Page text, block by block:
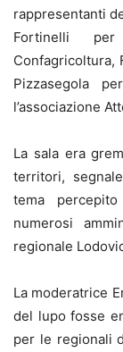
rappresentanti
Fortinelli
Confagricoltura,
Pizzasegola
l’associazione
La sala era
territori,
tema
numerosi
regionale
La moderatrice
del lupo fosse
per le regionali